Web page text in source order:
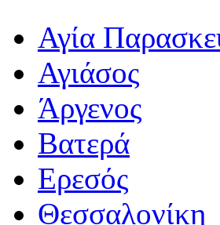
Αγία
Αγιάσος
Άργενος
Βατερά
Ερεσός
Θεσσαλονίκη